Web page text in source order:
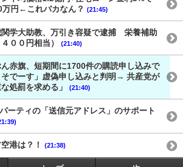
万円←これバカなん？ (21:45)
関学大助教、万引き容疑で逮捕 栄養補助
００円相当）
(21:40)
ん赤旗、短期間に1700件の購読申し込みで
でーす」虚偽申し込みと判明→ 共産党が
処罰を求める」
(21:40)
ーティの「送信元アドレス」のサポート
港は？！ (21:38)